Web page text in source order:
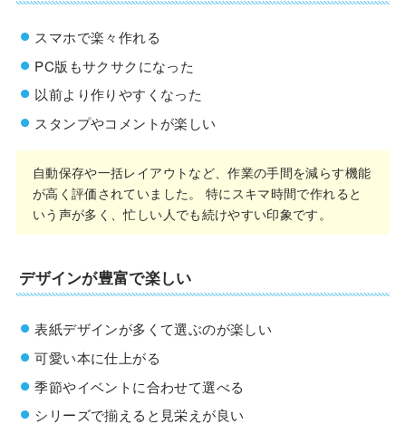
スマホで楽々作れる
PC版もサクサクになった
以前より作りやすくなった
スタンプやコメントが楽しい
自動保存や一括レイアウトなど、作業の手間を減らす機能
が高く評価されていました。 特にスキマ時間で作れると
いう声が多く、忙しい人でも続けやすい印象です。
デザインが豊富で楽しい
表紙デザインが多くて選ぶのが楽しい
可愛い本に仕上がる
季節やイベントに合わせて選べる
シリーズで揃えると見栄えが良い